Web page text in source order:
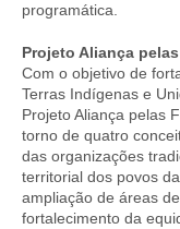
programática.
Projeto Aliança
Com o objetivo de
Terras Indígenas e
Projeto Aliança pelas
torno de quatro
das organizações
territorial dos povos
ampliação de áreas
fortalecimento da